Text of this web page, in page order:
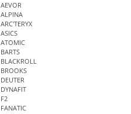
AEVOR
ALPINA
ARC'TERYX
ASICS
ATOMIC
BARTS
BLACKROLL
BROOKS
DEUTER
DYNAFIT
F2
FANATIC